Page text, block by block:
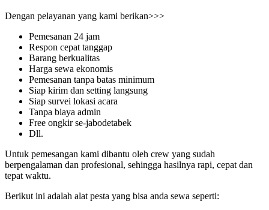
Dengan pelayanan yang kami berikan>>>
Pemesanan 24 jam
Respon cepat tanggap
Barang berkualitas
Harga sewa ekonomis
Pemesanan tanpa batas minimum
Siap kirim dan setting langsung
Siap survei lokasi acara
Tanpa biaya admin
Free ongkir se-jabodetabek
Dll.
Untuk pemesangan kami dibantu oleh crew yang sudah
berpengalaman dan profesional, sehingga hasilnya rapi, cepat dan
tepat waktu.
Berikut ini adalah alat pesta yang bisa anda sewa seperti: